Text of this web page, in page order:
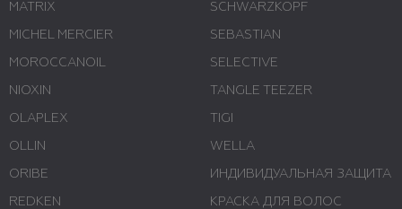
MATRIX
MICHEL MERCIER
MOROCCANOIL
NIOXIN
OLAPLEX
OLLIN
ORIBE
REDKEN
SCHWARZKOPF
SEBASTIAN
SELECTIVE
TANGLE TEEZER
TIGI
WELLA
ИНДИВИДУАЛЬНАЯ ЗАЩИТА
КРАСКА ДЛЯ ВОЛОС